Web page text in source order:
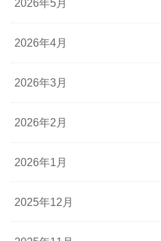
2026年5月
2026年4月
2026年3月
2026年2月
2026年1月
2025年12月